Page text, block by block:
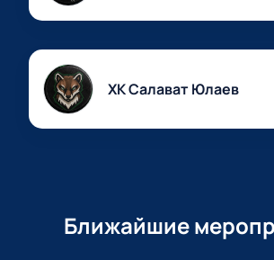
ХК Салават Юлаев
Ближайшие